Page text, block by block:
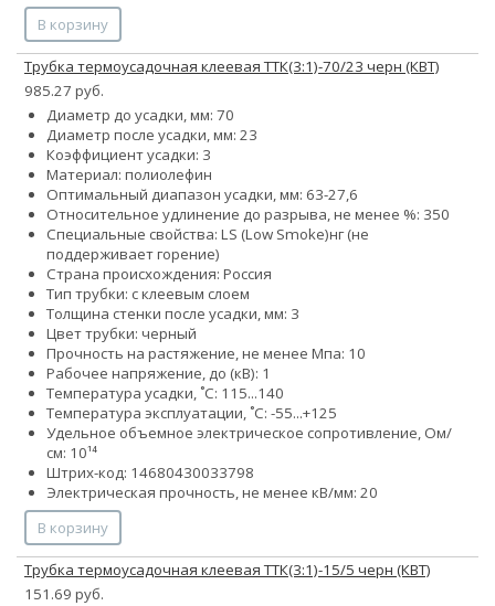
В корзину
Трубка термоусадочная клеевая ТТК(3:1)-70/23 черн (КВТ)
985.27 руб.
Диаметр до усадки, мм: 70
Диаметр после усадки, мм: 23
Коэффициент усадки: 3
Материал: полиолефин
Оптимальный диапазон усадки, мм: 63-27,6
Относительное удлинение до разрыва, не менее %: 350
Специальные свойства: LS (Low Smoke)нг (не
поддерживает горение)
Страна происхождения: Россия
Тип трубки: с клеевым слоем
Толщина стенки после усадки, мм: 3
Цвет трубки: черный
Прочность на растяжение, не менее Мпа: 10
Рабочее напряжение, до (кВ): 1
Температура усадки, ˚С: 115...140
Температура эксплуатации, ˚С: -55...+125
Удельное объемное электрическое сопротивление, Ом/
см: 10¹⁴
Штрих-код: 14680430033798
Электрическая прочность, не менее кВ/мм: 20
В корзину
Трубка термоусадочная клеевая ТТК(3:1)-15/5 черн (КВТ)
151.69 руб.